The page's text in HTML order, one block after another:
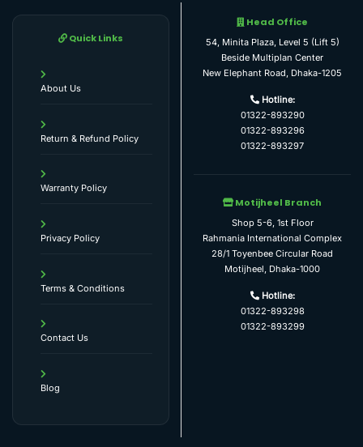
Quick Links
About Us
Return & Refund Policy
Warranty Policy
Privacy Policy
Terms & Conditions
Contact Us
Blog
Head Office
54, Minita Plaza, Level 5 (Lift 5)
Beside Multiplan Center
New Elephant Road, Dhaka-1205
Hotline:
01322-893290
01322-893296
01322-893297
Motijheel Branch
Shop 5-6, 1st Floor
Rahmania International Complex
28/1 Toyenbee Circular Road
Motijheel, Dhaka-1000
Hotline:
01322-893298
01322-893299